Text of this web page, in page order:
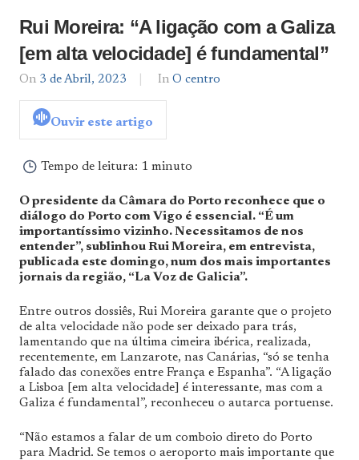
Rui Moreira: “A ligação com a Galiza
[em alta velocidade] é fundamental”
On 3 de Abril, 2023
By
In O centro
Ouvir este artigo
Tempo de leitura: 1 minuto
O presidente da Câmara do Porto reconhece que o
diálogo do Porto com Vigo é essencial. “É um
importantíssimo vizinho. Necessitamos de nos
entender”, sublinhou Rui Moreira, em entrevista,
publicada este domingo, num dos mais importantes
jornais da região, “La Voz de Galicia”.
Entre outros dossiês, Rui Moreira garante que o projeto
de alta velocidade não pode ser deixado para trás,
lamentando que na última cimeira ibérica, realizada,
recentemente, em Lanzarote, nas Canárias, “só se tenha
falado das conexões entre França e Espanha”. “A ligação
a Lisboa [em alta velocidade] é interessante, mas com a
Galiza é fundamental”, reconheceu o autarca portuense.
“Não estamos a falar de um comboio direto do Porto
para Madrid. Se temos o aeroporto mais importante que